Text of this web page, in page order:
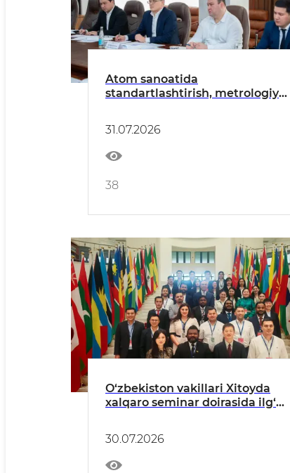
Atom sanoatida
standartlashtirish, metrologiya
yig‘ilish bo‘lib o‘tdi
31.07.2026
38
O‘zbekiston vakillari Xitoyda
xalqaro seminar doirasida ilg‘or
30.07.2026